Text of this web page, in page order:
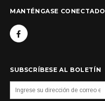
MANTÉNGASE CONECTADO
SUBSCRÍBESE AL BOLETÍN